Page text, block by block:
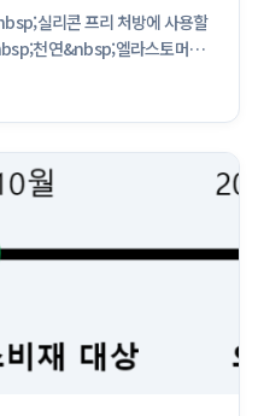
실리콘 프리 처방에 사용할
천연&nbsp;엘라스토머